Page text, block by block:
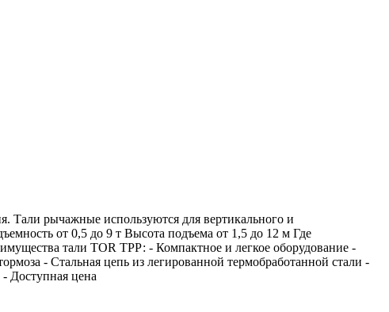
Тали рычажные используются для вертикального и
от 0,5 до 9 т Высота подъема от 1,5 до 12 м Где
тали TOR ТРР: - Компактное и легкое оборудование -
- Стальная цепь из легированной термобработанной стали -
Доступная цена